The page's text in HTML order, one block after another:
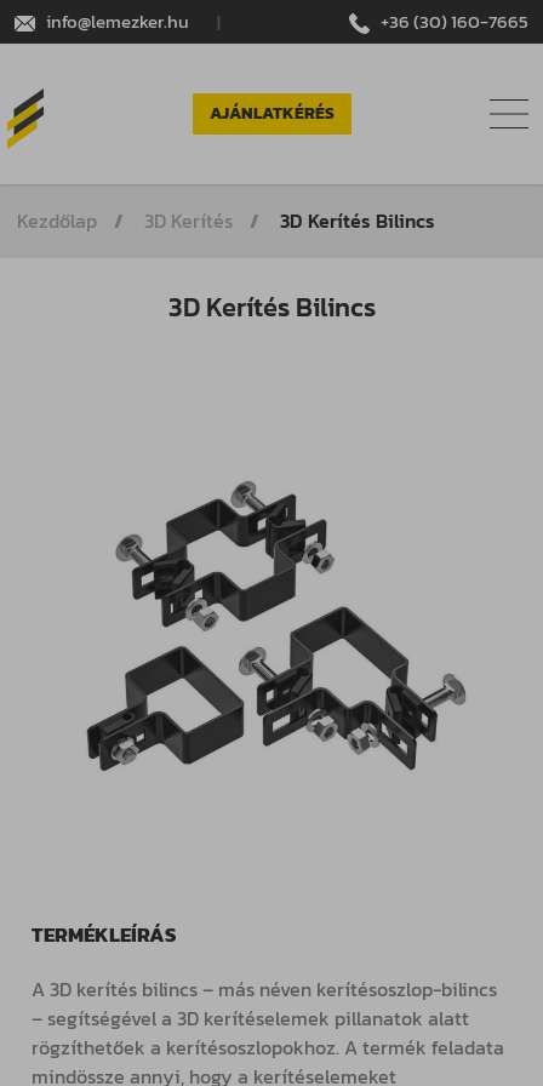
info@lemezker.hu | +36 (30) 160-7665
AJÁNLATKÉRÉS
Kezdőlap 3D Kerítés 3D Kerítés Bilincs
3D Kerítés Bilincs
TERMÉKLEÍRÁS
A 3D kerítés bilincs – más néven kerítésoszlop-bilincs
– segítségével a 3D kerítéselemek pillanatok alatt
rögzíthetőek a kerítésoszlopokhoz. A termék feladata
mindössze annyi, hogy a kerítéselemeket